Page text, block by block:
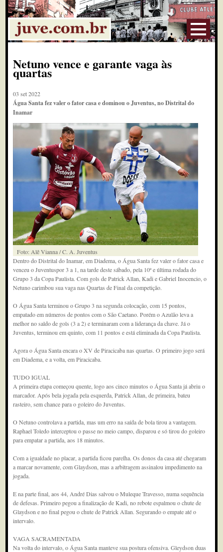
Netuno vence e garante vaga às
quartas
03 set 2022
Água Santa fez valer o fator casa e dominou o Juventus, no Distrital do
Inamar
Foto: Alê Vianna / C. A. Juventus
Dentro do Distrital do Inamar, em Diadema, o Água Santa fez valer o fator casa e
venceu o Juventuspor 3 a 1, na tarde deste sábado, pela 10ª e última rodada do
Grupo 3 da Copa Paulista. Com gols de Patrick Allan, Kadi e Gabriel Inocencio, o
Netuno carimbou sua vaga nas Quartas de Final da competição.
O Água Santa terminou o Grupo 3 na segunda colocação, com 15 pontos,
empatado em números de pontos com o São Caetano. Porém o Azulão leva a
melhor no saldo de gols (3 a 2) e terminaram com a liderança da chave. Já o
Juventus, terminou em quinto, com 11 pontos e está eliminada da Copa Paulista.
Agora o Água Santa encara o XV de Piracicaba nas quartas. O primeiro jogo será
em Diadema, e a volta, em Piracicaba.
TUDO IGUAL
A primeira etapa começou quente, logo aos cinco minutos o Água Santa já abriu o
marcador. Após bela jogada pela esquerda, Patrick Allan, de primeira, bateu
rasteiro, sem chance para o goleiro do Juventus.
O Netuno controlava a partida, mas um erro na saída de bola tirou a vantagem.
Raphael Toledo interceptou o passe no meio campo, disparou e só tirou do goleiro
para empatar a partida, aos 18 minutos.
Com a igualdade no placar, a partida ficou parelha. Os donos da casa até chegaram
a marcar novamente, com Glaydson, mas a arbitragem assinalou impedimento na
jogada.
E na parte final, aos 44, André Dias salvou o Muleque Travesso, numa sequência
de defesas. Primeiro pegou a finalização de Kadi, no rebote espalmou o chute de
Glaydson e no final pegou o chute de Patrick Allan. Segurando o empate até o
intervalo.
VAGA SACRAMENTADA
Na volta do intervalo, o Água Santa manteve sua postura ofensiva. Gleydson duas